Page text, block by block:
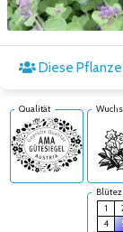
Diese
Qualität Wuchs
1
4